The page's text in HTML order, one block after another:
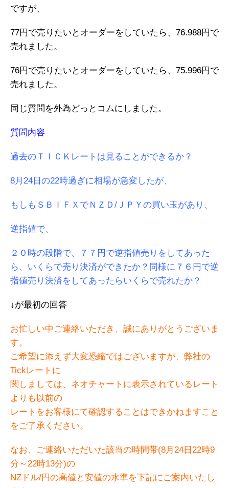
ですが、
77円で売りたいとオーダーをしていたら、76.988円で
売れました。
76円で売りたいとオーダーをしていたら、75.996円で
売れました。
同じ質問を外為どっとコムにしました。
質問内容
過去のＴＩＣＫレートは見ることができるか？
8月24日の22時過ぎに相場が急変したが、
もしもＳＢＩＦＸでＮＺＤ/ＪＰＹの買い玉があり、
逆指値で、
２０時の段階で、７７円で逆指値売りをしてあった
ら、いくらで売り決済ができたか？同様に７６円で逆
指値売り決済をしてあったらいくらで売れたか？
↓が最初の回答
お忙しい中ご連絡いただき、誠にありがとうございま
す。
ご希望に添えず大変恐縮ではございますが、弊社の
Tickレートに
関しましては、ネオチャートに表示されているレート
よりも以前の
レートをお客様にて確認することはできかねますこと
をご了承ください。
なお、ご連絡いただいた該当の時間帯(8月24日22時9
分～22時13分)の
NZドル/円の高値と安値の水準を下記にご案内いたし